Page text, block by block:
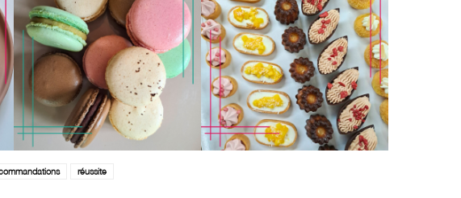
réussite